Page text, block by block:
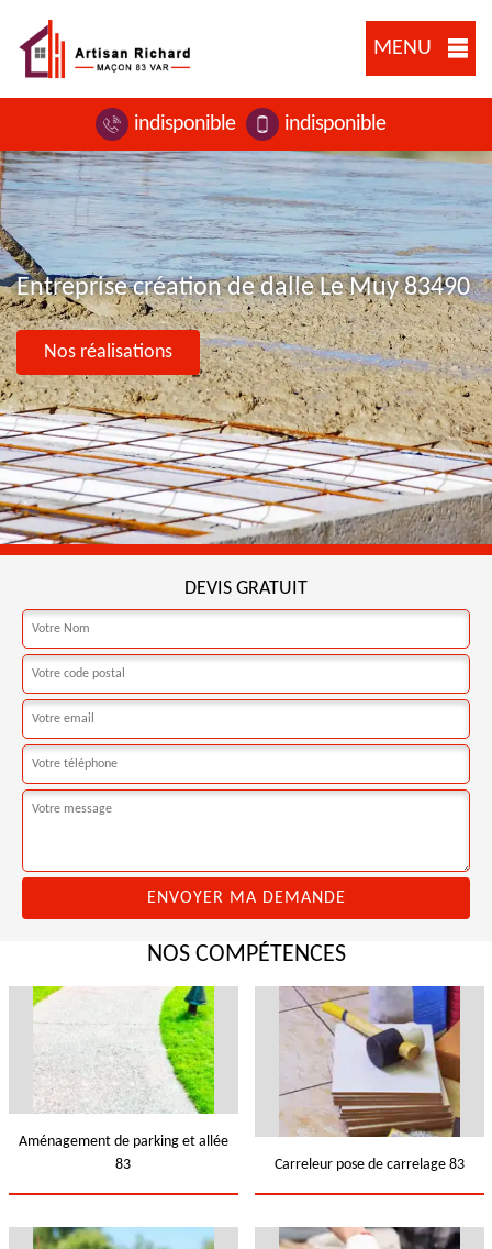
MENU
indisponible indisponible
Entreprise création de dalle Le Muy 83490
Nos réalisations
DEVIS GRATUIT
NOS COMPÉTENCES
Aménagement de parking et allée
83
Carreleur pose de carrelage 83